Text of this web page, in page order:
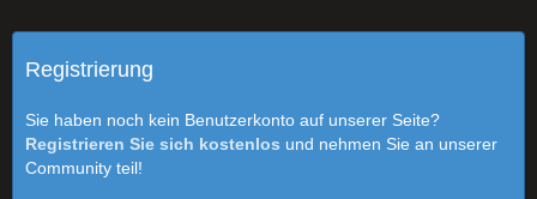
Registrierung
Sie haben noch kein Benutzerkonto auf unserer Seite?
Registrieren Sie sich kostenlos und nehmen Sie an unserer
Community teil!